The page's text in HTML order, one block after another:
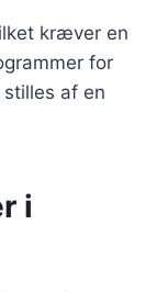
kræver en
for
af en
i